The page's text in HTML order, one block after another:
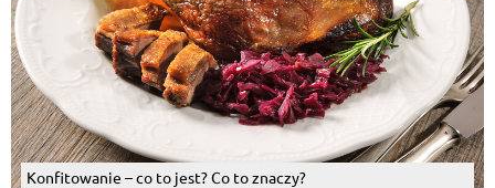
Konfitowanie – co to jest? Co to znaczy?